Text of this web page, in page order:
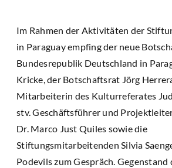
Im Rahmen der Aktivitäten der
in Paraguay empfing der neue
Bundesrepublik Deutschland in
Kricke, der Botschaftsrat Jörg
Mitarbeiterin des Kulturreferates
stv. Geschäftsführer und
Dr. Marco Just Quiles sowie die
Stiftungsmitarbeitenden Silvia
Podevils zum Gespräch. Gegenstand